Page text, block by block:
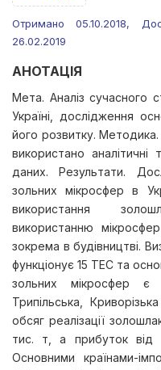
Отримано 05.10.2018,
26.02.2019
АНОТАЦІЯ
Мета. Аналіз сучасного
Україні, дослідження
його розвитку.
використано
даних. Результати.
зольних мікросфер в
використання
використанню
зокрема в будівництві.
функціонує 15 ТЕС та
зольних мікросфер є
Трипільська,
обсяг реалізації
тис. т, а прибуток
Основними країнами-